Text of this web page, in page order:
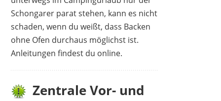
Schongarer parat stehen, kann es nicht
schaden, wenn du weißt, dass Backen
ohne Ofen durchaus möglichst ist.
Anleitungen findest du online.
Zentrale Vor- und